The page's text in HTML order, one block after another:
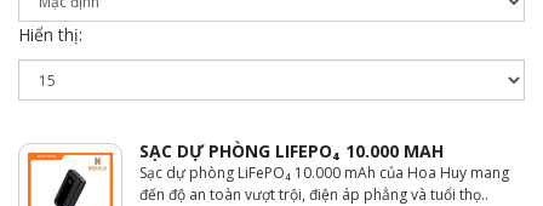
Hiển thị:
SẠC DỰ PHÒNG LIFEPO₄ 10.000 MAH
Sạc dự phòng LiFePO₄ 10.000 mAh của Hoa Huy mang
đến độ an toàn vượt trội, điện áp phẳng và tuổi thọ..